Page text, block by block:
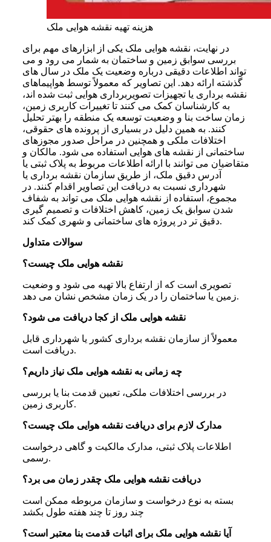
هزینه تهیه نقشه هوایی ملک
در نهایت، نقشه هوایی ملک یکی از ابزارهای مهم برای
بررسی سوابق زمین و ساختمان به شمار می‌ رود و می‌
تواند اطلاعات دقیقی درباره وضعیت یک ملک در سال‌ های
گذشته ارائه دهد. این تصاویر که معمولاً توسط هواپیماهای
نقشه‌ برداری یا تجهیزات تصویربرداری هوایی ثبت شده‌ اند،
به کارشناسان کمک می‌ کنند تا تغییرات کاربری زمین،
زمان ساخت بنا و وضعیت توسعه یک منطقه را بهتر تحلیل
کنند. به همین دلیل در بسیاری از پرونده‌ های حقوقی،
اختلافات ملکی و همچنین در مراحل صدور مجوزهای
ساختمانی از نقشه‌ های هوایی استفاده می‌ شود. مالکان و
متقاضیان می‌ توانند با ارائه اطلاعات مربوط به پلاک ثبتی یا
آدرس دقیق ملک، از طریق سازمان نقشه‌ برداری یا
شهرداری نسبت به دریافت این تصاویر اقدام کنند. در
مجموع، استفاده از نقشه هوایی ملک می‌ تواند به شفاف
شدن سوابق یک زمین، کاهش اختلافات و تصمیم‌ گیری
دقیق‌ تر در پروژه‌ های ساختمانی و شهری کمک کند.
سوالات متداول
نقشه هوایی ملک چیست؟
تصویری است که از ارتفاع بالا تهیه می‌ شود و وضعیت
زمین یا ساختمان را در یک زمان مشخص نشان می‌ دهد.
نقشه هوایی ملک از کجا دریافت می‌ شود؟
معمولاً از سازمان نقشه‌ برداری کشور یا شهرداری قابل
دریافت است.
چه زمانی به نقشه هوایی ملک نیاز داریم؟
در بررسی اختلافات ملکی، تعیین قدمت بنا یا بررسی
کاربری زمین.
مدارک لازم برای دریافت نقشه هوایی ملک چیست؟
اطلاعات پلاک ثبتی، مدارک مالکیت و گاهی درخواست
رسمی.
دریافت نقشه هوایی ملک چقدر زمان می‌ برد؟
بسته به نوع درخواست و سازمان مربوطه ممکن است
چند روز تا چند هفته طول بکشد
آیا نقشه هوایی ملک برای اثبات قدمت بنا معتبر است؟